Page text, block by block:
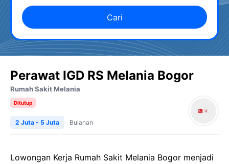
Cari
Perawat IGD RS Melania Bogor
Rumah Sakit Melania
Ditutup
2 Juta - 5 Juta Bulanan
Lowongan Kerja Rumah Sakit Melania Bogor menjadi